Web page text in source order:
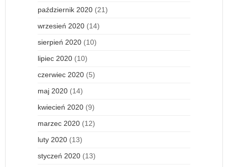
październik 2020 (21)
wrzesień 2020 (14)
sierpień 2020 (10)
lipiec 2020 (10)
czerwiec 2020 (5)
maj 2020 (14)
kwiecień 2020 (9)
marzec 2020 (12)
luty 2020 (13)
styczeń 2020 (13)